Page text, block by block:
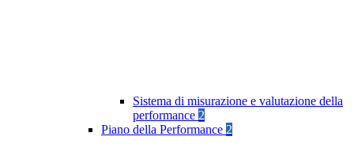
Sistema di misurazione e valutazione della
performance 2
Piano della Performance 2